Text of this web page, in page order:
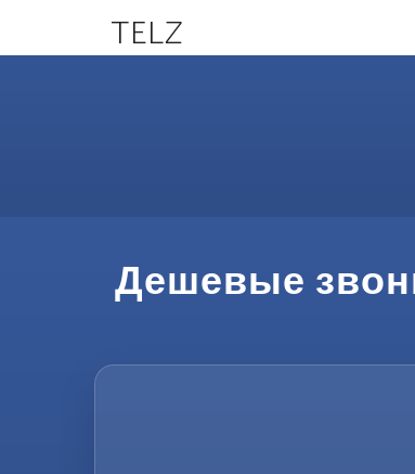
TELZ
Дешевые